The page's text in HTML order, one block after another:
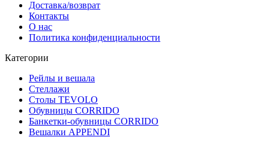
Доставка/возврат
Контакты
О нас
Политика конфиденциальности
Категории
Рейлы и вешала
Стеллажи
Столы TEVOLO
Обувницы CORRIDO
Банкетки-обувницы CORRIDO
Вешалки APPENDI